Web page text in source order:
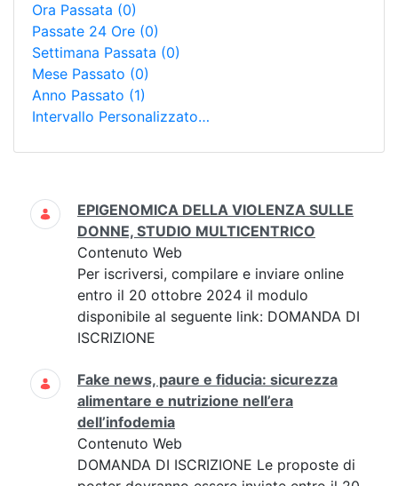
Ora Passata (0)
Passate 24 Ore (0)
Settimana Passata (0)
Mese Passato (0)
Anno Passato (1)
Intervallo Personalizzato…
Ricerca
EPIGENOMICA DELLA VIOLENZA SULLE
DONNE, STUDIO MULTICENTRICO
Contenuto Web
Per iscriversi, compilare e inviare online
entro il 20 ottobre 2024 il modulo
disponibile al seguente link: DOMANDA DI
ISCRIZIONE
Fake news, paure e fiducia: sicurezza
alimentare e nutrizione nell’era
dell’infodemia
Contenuto Web
DOMANDA DI ISCRIZIONE Le proposte di